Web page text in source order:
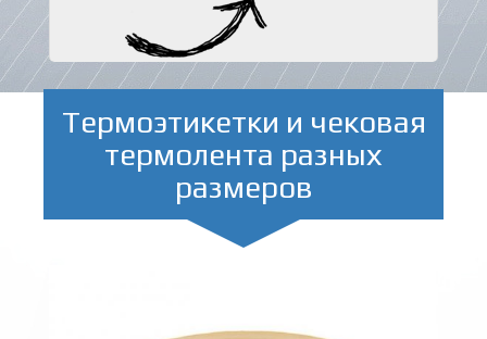
Термоэтикетки и чековая
термолента разных
размеров